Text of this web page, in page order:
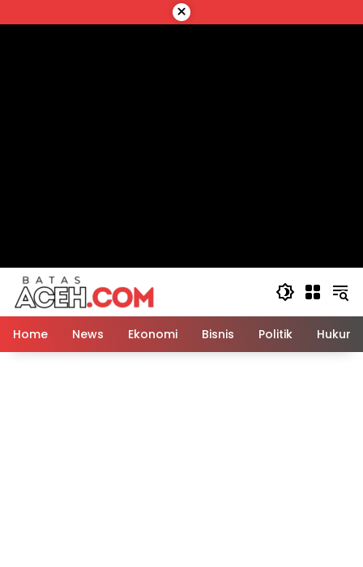
ke
×
Home News Ekonomi Bisnis Politik Hukum